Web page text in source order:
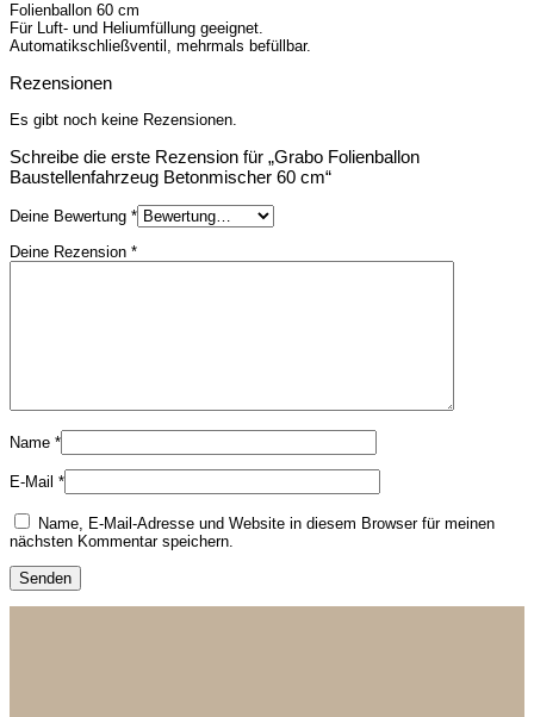
Folienballon 60 cm
Für Luft- und Heliumfüllung geeignet.
Automatikschließventil, mehrmals befüllbar.
Rezensionen
Es gibt noch keine Rezensionen.
Schreibe die erste Rezension für „Grabo Folienballon
Baustellenfahrzeug Betonmischer 60 cm“
Deine Bewertung *
Deine Rezension *
Name *
E-Mail *
Name, E-Mail-Adresse und Website in diesem Browser für meinen
nächsten Kommentar speichern.